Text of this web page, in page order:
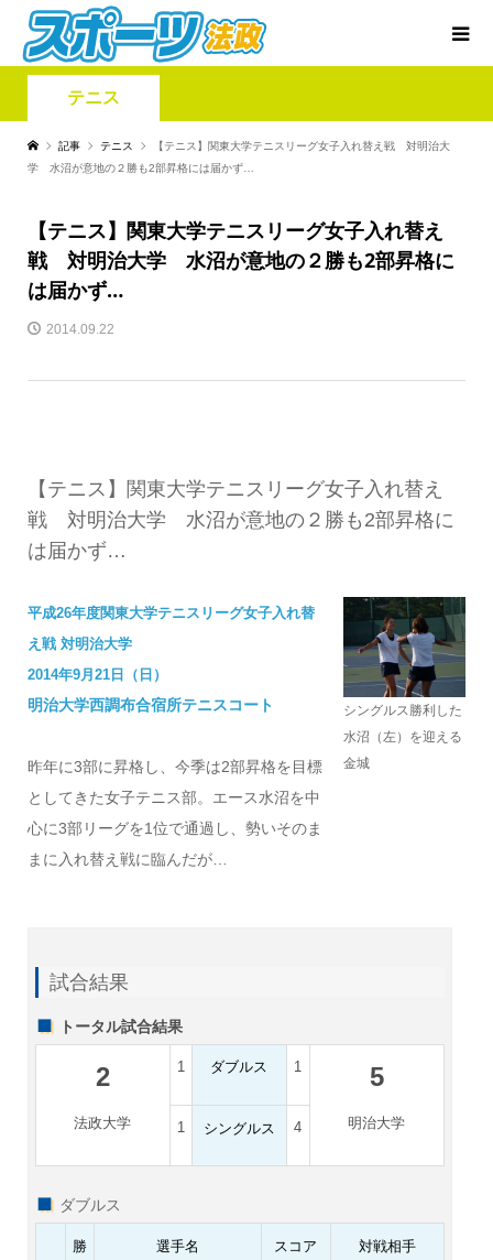
テニス
記事 テニス
【テニス】関東大学テニスリーグ女子入れ替え戦 対明治大
学 水沼が意地の２勝も2部昇格には届かず…
【テニス】関東大学テニスリーグ女子入れ替え
戦 対明治大学 水沼が意地の２勝も2部昇格に
は届かず…
2014.09.22
【テニス】関東大学テニスリーグ女子入れ替え
戦 対明治大学 水沼が意地の２勝も2部昇格に
は届かず…
平成26年度関東大学テニスリーグ女子入れ替
え戦 対明治大学
2014年9月21日（日）
明治大学西調布合宿所テニスコート
昨年に3部に昇格し、今季は2部昇格を目標
としてきた女子テニス部。エース水沼を中
心に3部リーグを1位で通過し、勢いそのま
まに入れ替え戦に臨んだが…
シングルス勝利した
水沼（左）を迎える
金城
試合結果
トータル試合結果
2
法政大学
1 ダブルス 1 5
明治大学
1 シングルス 4
ダブルス
勝
選手名 スコア 対戦相手